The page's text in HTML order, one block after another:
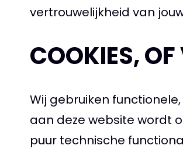
vertrouwelijkheid van
COOKIES, OF
Wij gebruiken
aan deze website wordt
puur technische